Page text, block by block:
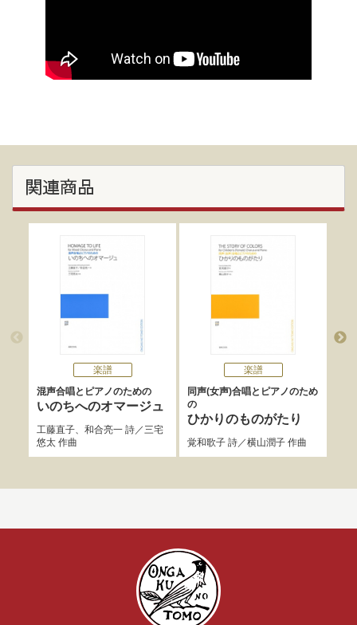
関連商品
楽譜
混声合唱とピアノのための
いのちへのオマージュ
工藤直子、 和合亮一詩／三宅
悠太作曲
楽譜
同声(女声)合唱とピアノのため
の
ひかりのものがたり
覚和歌子詩／横山潤子作曲